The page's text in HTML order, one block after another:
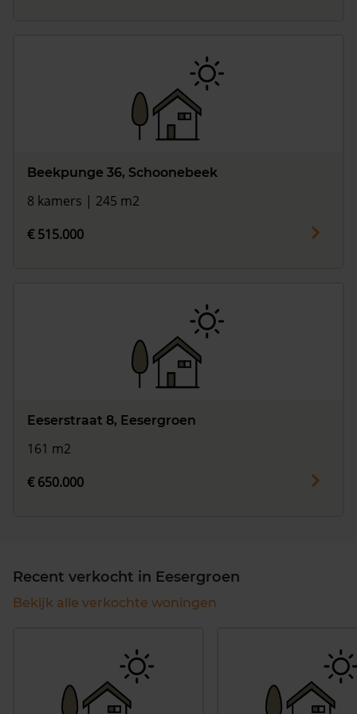
Beekpunge 36, Schoonebeek
8 kamers | 245 m2
€ 515.000
Eeserstraat 8, Eesergroen
161 m2
€ 650.000
Recent verkocht in Eesergroen
Bekijk alle verkochte woningen